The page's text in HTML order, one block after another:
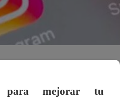
de Madrid-centro público,
para mejorar tu